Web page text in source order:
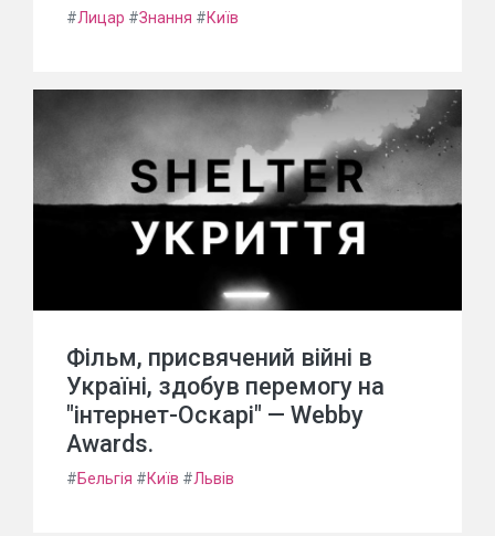
#Лицар #Знання #Київ
Фільм, присвячений війні в
Україні, здобув перемогу на
"інтернет-Оскарі" — Webby
Awards.
#Бельгія #Київ #Львів